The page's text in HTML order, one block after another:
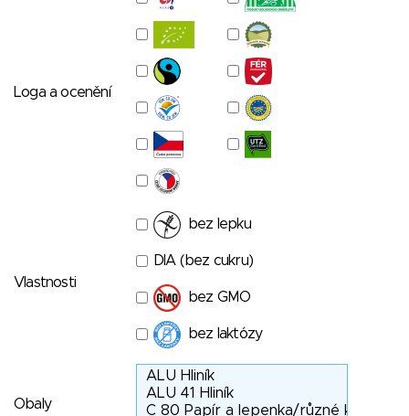
Loga a ocenění
Vlastnosti
bez lepku
DIA (bez cukru)
bez GMO
bez laktózy
Obaly